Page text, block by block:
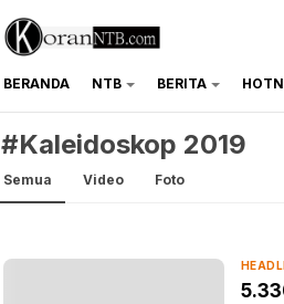
koranntb.com
BERANDA NTB BERITA
#Kaleidoskop 2019
Semua Video Foto